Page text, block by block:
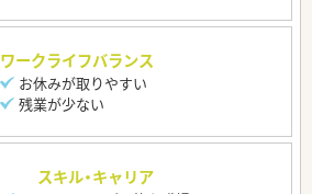
ワークライフバランス
お休みが取りやすい
残業が少ない
スキル・キャリア